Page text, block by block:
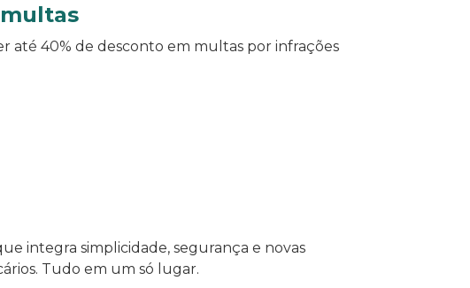
até 40% de desconto em multas por infrações
integra simplicidade, segurança e novas
Tudo em um só lugar.